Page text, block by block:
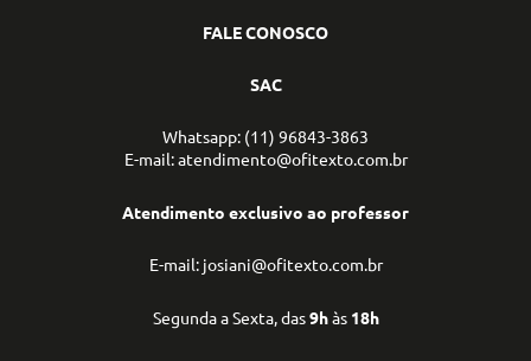
FALE CONOSCO
SAC
Whatsapp: (11) 96843-3863
E-mail: atendimento@ofitexto.com.br
Atendimento exclusivo ao professor
E-mail: josiani@ofitexto.com.br
Segunda a Sexta, das9hàs 18h